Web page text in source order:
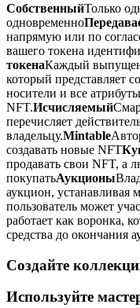
СобственныйТолько
одновременно
напрямую или по
вашего токена
токенаКаждый
который представляет
носители и все
NFT.Исчисляемый
перечисляет
владельцу.Mintable
создавать новые NFT
продавать свои NFT, а
покупатьАукционы
аукцион,
пользователь может
работает как воронка,
средства до окончания
Создайте
Используйте